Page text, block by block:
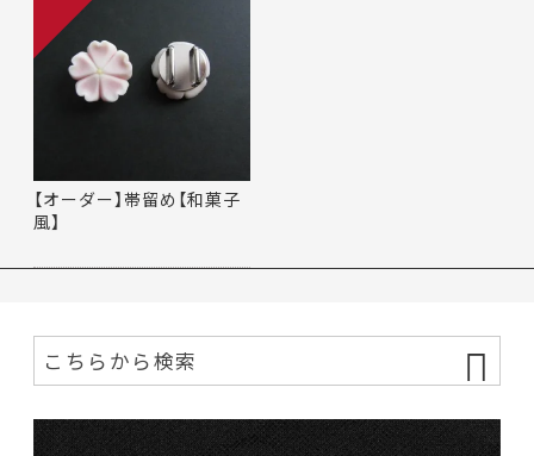
【オーダー】帯留め【和菓子
風】